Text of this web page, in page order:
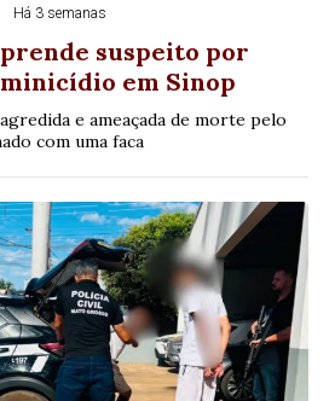
Há 3 semanas
suspeito por
em Sinop
e ameaçada de morte pelo
com uma faca